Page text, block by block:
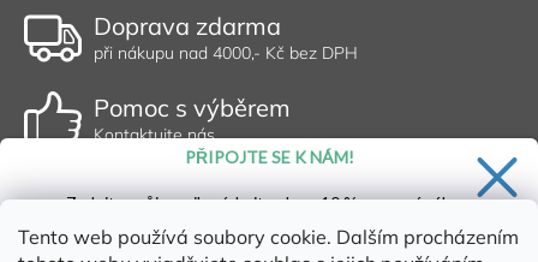
Tento web používá soubory cookie. Dalším procházením
Doprava zdarma
při nákupu nad 4000,- Kč bez DPH
Pomoc s výběrem
Kontaktujte nás
PŘIPOJTE SE K NÁM!
Zadejte svůj email a získejte slevu 10 % na první nákup.